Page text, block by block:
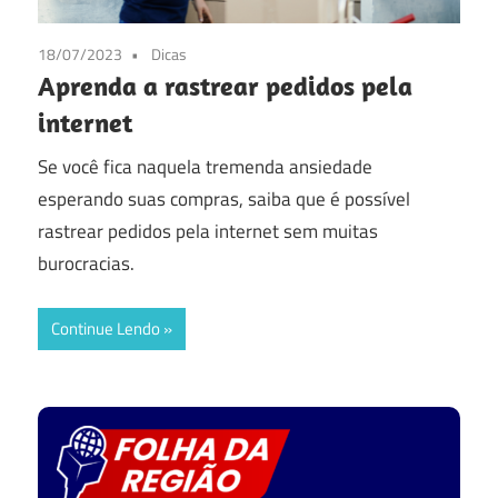
18/07/2023 Dicas
Aprenda a rastrear pedidos pela
internet
Se você fica naquela tremenda ansiedade
esperando suas compras, saiba que é possível
rastrear pedidos pela internet sem muitas
burocracias.
Continue Lendo